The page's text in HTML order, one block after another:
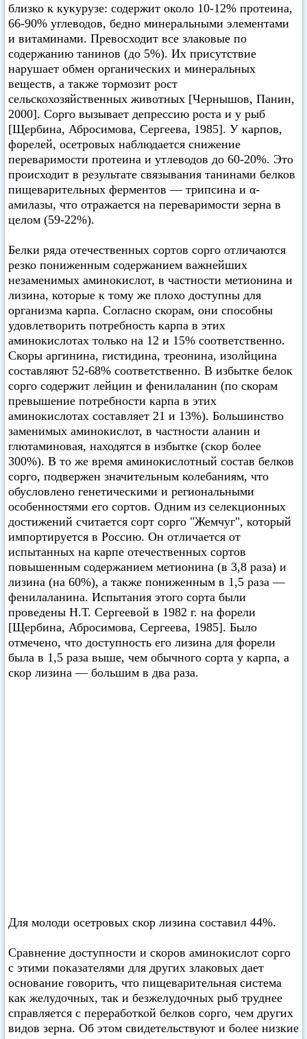
близко к кукурузе: содержит около 10-12% протеина,
66-90% углеводов, бедно минеральными элементами
и витаминами. Превосходит все злаковые по
содержанию танинов (до 5%). Их присутствие
нарушает обмен органических и минеральных
веществ, а также тормозит рост
сельскохозяйственных животных [Чернышов, Панин,
2000]. Сорго вызывает депрессию роста и у рыб
[Щербина, Абросимова, Сергеева, 1985]. У карпов,
форелей, осетровых наблюдается снижение
переваримости протеина и утлеводов до 60-20%. Это
происходит в результате связывания танинами белков
пищеварительных ферментов — трипсина и α-
амилазы, что отражается на переваримости зерна в
целом (59-22%).
Белки ряда отечественных сортов сорго отличаются
резко пониженным содержанием важнейших
незаменимых аминокислот, в частности метионина и
лизина, которые к тому же плохо доступны для
организма карпа. Согласно скорам, они способны
удовлетворить потребность карпа в этих
аминокислотах только на 12 и 15% соответственно.
Скоры аргинина, гистидина, треонина, изолйцина
составляют 52-68% соответственно. В избытке белок
сорго содержит лейцин и фенилаланин (по скорам
превышение потребности карпа в этих
аминокислотах составляет 21 и 13%). Большинство
заменимых аминокислот, в частности аланин и
глютаминовая, находятся в избытке (скор более
300%). В то же время аминокислотный состав белков
сорго, подвержен значительным колебаниям, что
обусловлено генетическими и региональными
особенностями его сортов. Одним из селекционных
достижений считается сорт сорго "Жемчуг", который
импортируется в Россию. Он отличается от
испытанных на карпе отечественных сортов
повышенным содержанием метионина (в 3,8 раза) и
лизина (на 60%), а также пониженным в 1,5 раза —
фенилаланина. Испытания этого сорта были
проведены Н.Т. Сергеевой в 1982 г. на форели
[Щербина, Абросимова, Сергеева, 1985]. Было
отмечено, что доступность его лизина для форели
была в 1,5 раза выше, чем обычного сорта у карпа, а
скор лизина — большим в два раза.
Для молоди осетровых скор лизина составил 44%.
Сравнение доступности и скоров аминокислот сорго
с этими показателями для других злаковых дает
основание говорить, что пищеварительная система
как желудочных, так и безжелудочных рыб труднее
справляется с переработкой белков сорго, чем других
видов зерна. Об этом свидетельствуют и более низкие